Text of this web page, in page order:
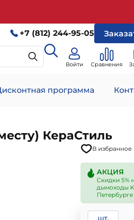
+7 (812) 244-95-05
Войти Сравнения
программа
КераСтиль
В избранное
АКЦИЯ
Скидки 5%
дымоходы
Петербурге
шт.